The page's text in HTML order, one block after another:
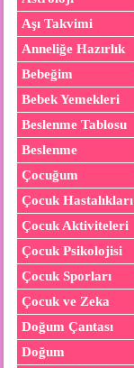
Aşı Takvimi
Anneliğe Hazırlık
Bebeğim
Bebek Yemekleri
Beslenme Tablosu
Beslenme
Çocuğum
Çocuk Hastalıkları
Çocuk Aktiviteleri
Çocuk Psikolojisi
Çocuk Sporları
Çocuk ve Zeka
Doğum Çantası
Doğum